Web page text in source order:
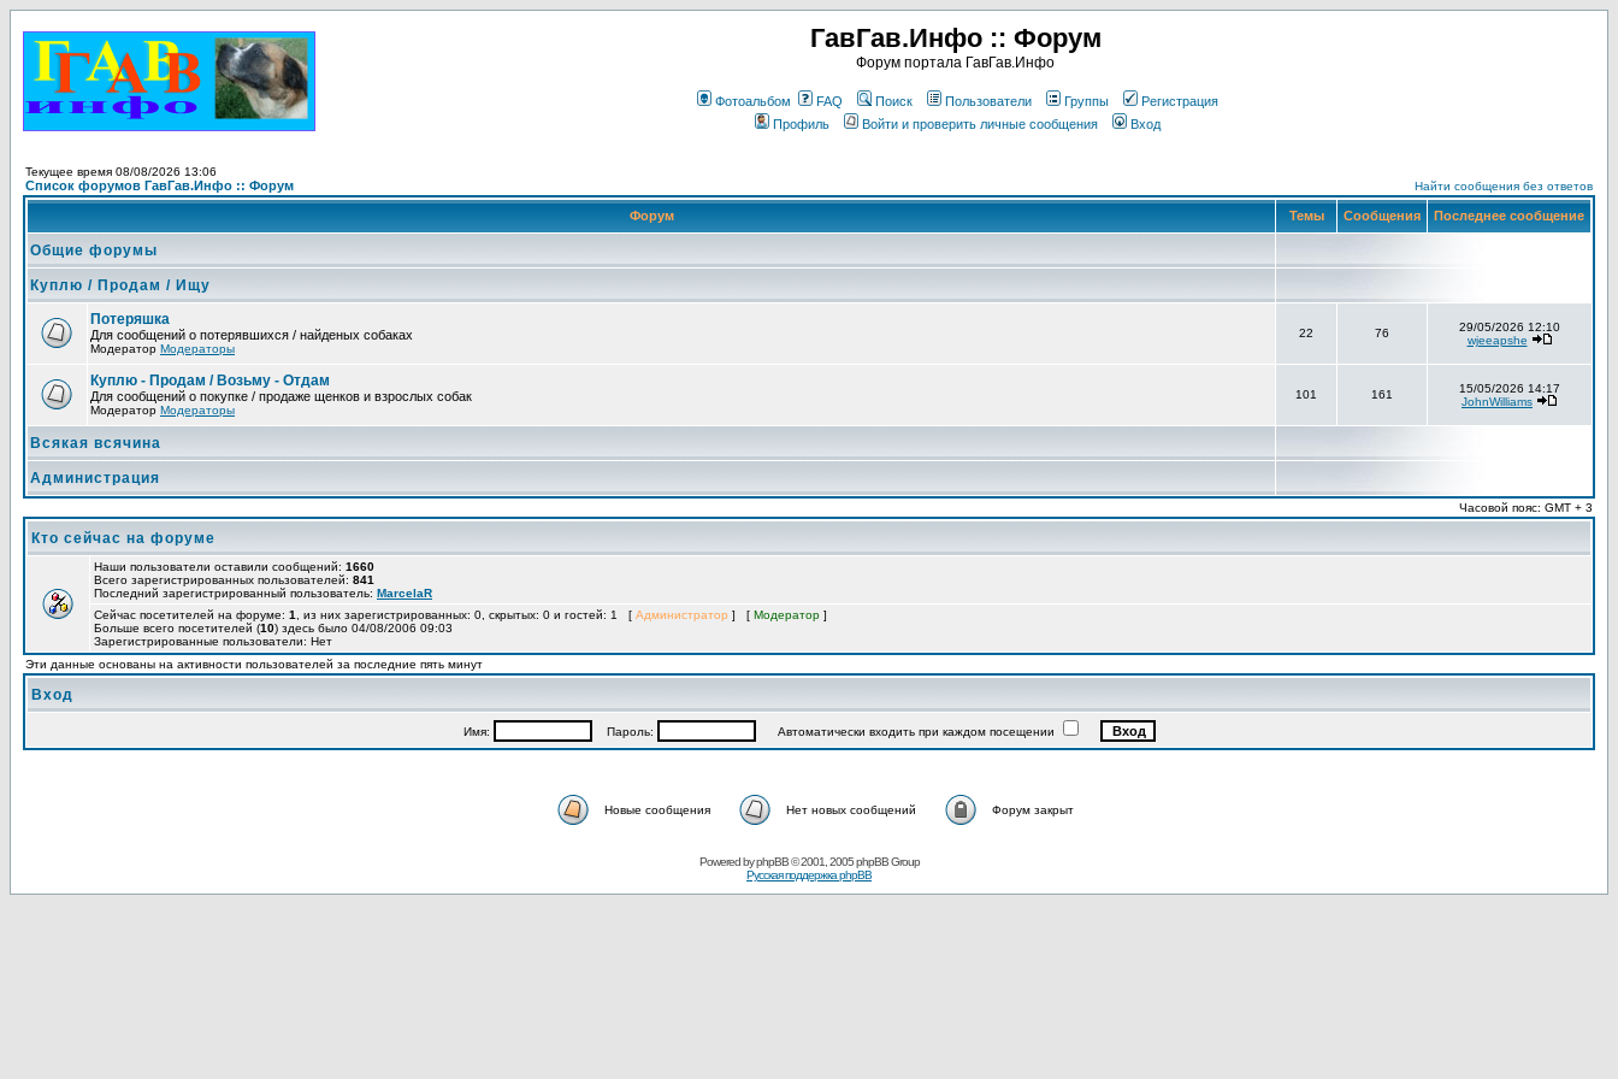
ГавГав.Инфо :: Форум
Форум портала ГавГав.Инфо
Фотоальбом FAQ Поиск Пользователи Группы
Регистрация
Профиль
Войти и проверить личные сообщения Вход
Текущее время 08/08/2026 13:06
Список форумов ГавГав.Инфо :: Форум Найти сообщения без ответов
Форум Темы Сообщения Последнее сообщение
Общие форумы
Куплю / Продам / Ищу
Потеряшка
Для сообщений о потерявшихся / найденых собаках
Модератор Модераторы
22 76
29/05/2026 12:10
wjeeapshe
Куплю - Продам / Возьму - Отдам
Для сообщений о покупке / продаже щенков и взрослых собак
Модератор Модераторы
101 161
15/05/2026 14:17
JohnWilliams
Всякая всячина
Администрация
Часовой пояс: GMT + 3
Кто сейчас на форуме
Наши пользователи оставили сообщений: 1660
Всего зарегистрированных пользователей: 841
Последний зарегистрированный пользователь: MarcelaR
Сейчас посетителей на форуме: 1 , из них зарегистрированных: 0, скрытых: 0 и гостей: 1 [ Администратор ] [ Модератор ]
Больше всего посетителей (10) здесь было 04/08/2006 09:03
Зарегистрированные пользователи: Нет
Эти данные основаны на активности пользователей за последние пять минут
Вход
Имя: Пароль: Автоматически входить при каждом посещении
Новые сообщения Нет новых сообщений Форум закрыт
Powered byphpBB© 2001, 2005 phpBB Group
Русская поддержка phpBB